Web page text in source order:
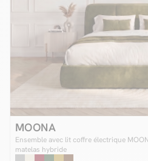
MOONA
Ensemble avec lit coffre électrique
matelas hybride